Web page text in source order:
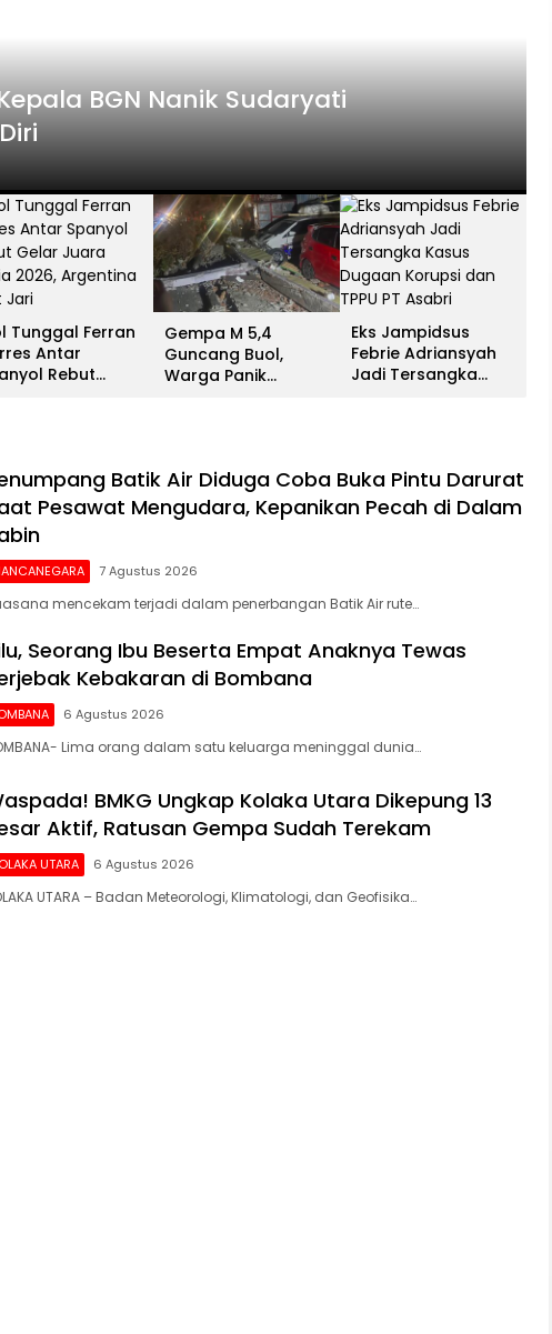
Torres Antar Spanyol Rebut Gelar
Argentina Gigit Jari
Tunggal Ferran
Antar
Rebut
Gempa M 5,4
Guncang Buol,
Warga Panik
Eks Jampidsus
Febrie Adriansyah
Jadi Tersangka
Batik Air Diduga Coba Buka Pintu Darurat
Pesawat Mengudara, Kepanikan Pecah di Dalam
7 Agustus 2026
mencekam terjadi dalam penerbangan Batik Air rute…
Seorang Ibu Beserta Empat Anaknya Tewas
Kebakaran di Bombana
6 Agustus 2026
Lima orang dalam satu keluarga meninggal dunia…
BMKG Ungkap Kolaka Utara Dikepung 13
Aktif, Ratusan Gempa Sudah Terekam
UTARA 6 Agustus 2026
UTARA – Badan Meteorologi, Klimatologi, dan Geofisika…